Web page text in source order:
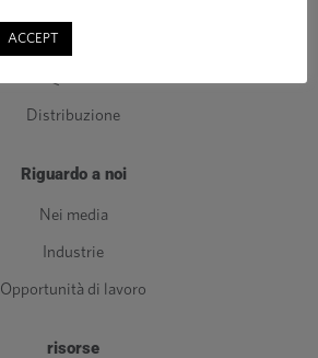
Gestione delle scorte
Distribuzione
Riguardo a noi
Nei media
Industrie
Opportunità di lavoro
risorse
ACCEPT